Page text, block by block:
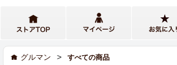
グルマン > すべての商品